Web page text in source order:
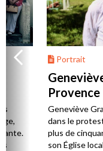
Portrait
Provence
Geneviève
dans le
plus de
son Église